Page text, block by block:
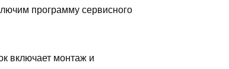
программу сервисного
включает монтаж и